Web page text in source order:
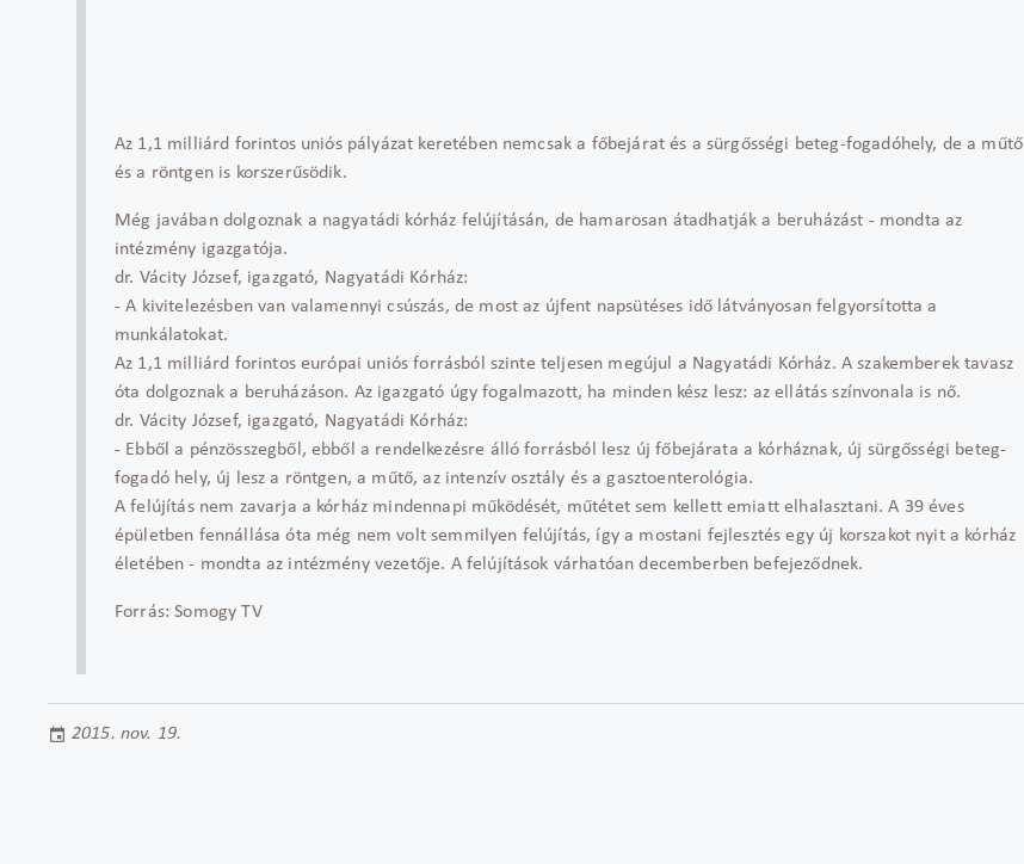
Az 1,1 milliárd forintos uniós pályázat keretében nemcsak a főbejárat és a sürgősségi beteg-fogadóhely, de a műtő
és a röntgen is korszerűsödik.
Még javában dolgoznak a nagyatádi kórház felújításán, de hamarosan átadhatják a beruházást - mondta az
intézmény igazgatója.
dr. Vácity József, igazgató, Nagyatádi Kórház:
- A kivitelezésben van valamennyi csúszás, de most az újfent napsütéses idő látványosan felgyorsította a
munkálatokat.
Az 1,1 milliárd forintos európai uniós forrásból szinte teljesen megújul a Nagyatádi Kórház. A szakemberek tavasz
óta dolgoznak a beruházáson. Az igazgató úgy fogalmazott, ha minden kész lesz: az ellátás színvonala is nő.
dr. Vácity József, igazgató, Nagyatádi Kórház:
- Ebből a pénzösszegből, ebből a rendelkezésre álló forrásból lesz új főbejárata a kórháznak, új sürgősségi beteg-
fogadó hely, új lesz a röntgen, a műtő, az intenzív osztály és a gasztoenterológia.
A felújítás nem zavarja a kórház mindennapi működését, műtétet sem kellett emiatt elhalasztani. A 39 éves
épületben fennállása óta még nem volt semmilyen felújítás, így a mostani fejlesztés egy új korszakot nyit a kórház
életében - mondta az intézmény vezetője. A felújítások várhatóan decemberben befejeződnek.
Forrás: Somogy TV
2015. nov. 19.